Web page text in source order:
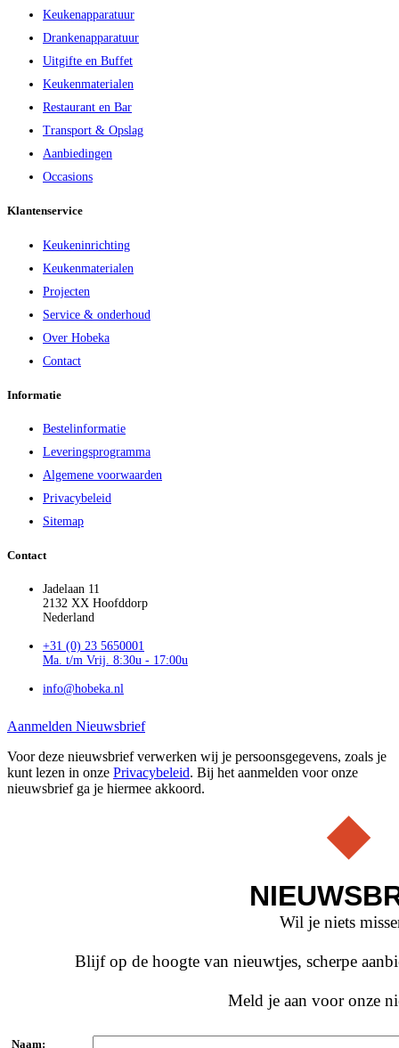
Keukenapparatuur
Drankenapparatuur
Uitgifte en Buffet
Keukenmaterialen
Restaurant en Bar
Transport & Opslag
Aanbiedingen
Occasions
Klantenservice
Keukeninrichting
Keukenmaterialen
Projecten
Service & onderhoud
Over Hobeka
Contact
Informatie
Bestelinformatie
Leveringsprogramma
Algemene voorwaarden
Privacybeleid
Sitemap
Contact
Jadelaan 11
2132 XX Hoofddorp
Nederland
+31 (0) 23 5650001
Ma. t/m Vrij. 8:30u - 17:00u
info@hobeka.nl
Aanmelden Nieuwsbrief
Voor deze nieuwsbrief verwerken wij je persoonsgegevens, zoals je
kunt lezen in onze Privacybeleid. Bij het aanmelden voor onze
nieuwsbrief ga je hiermee akkoord.
Wil je niets
Blijf op de hoogte van nieuwtjes, scherpe
Meld je aan voor onze
Naam: